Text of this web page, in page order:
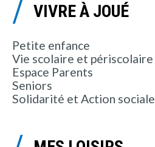
VIVRE À JOUÉ
Petite enfance
Vie scolaire et périscolaire
Espace Parents
Seniors
Solidarité et Action sociale